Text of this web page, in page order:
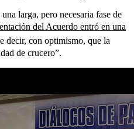
larga, pero necesaria fase de
del Acuerdo entró en una
decir, con optimismo, que la
de crucero”.